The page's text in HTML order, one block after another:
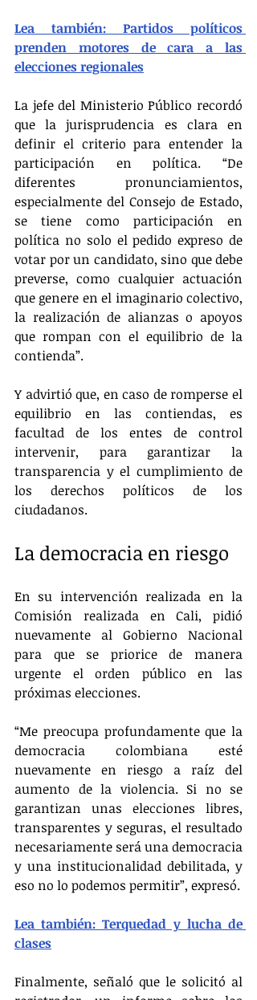
Lea también: Partidos políticos
prenden motores de cara a las
elecciones regionales
La jefe del Ministerio Público recordó
que la jurisprudencia es clara en
definir el criterio para entender la
participación en política. “De
diferentes pronunciamientos,
especialmente del Consejo de Estado,
se tiene como participación en
política no solo el pedido expreso de
votar por un candidato, sino que debe
preverse, como cualquier actuación
que genere en el imaginario colectivo,
la realización de alianzas o apoyos
que rompan con el equilibrio de la
contienda”.
Y advirtió que, en caso de romperse el
equilibrio en las contiendas, es
facultad de los entes de control
intervenir, para garantizar la
transparencia y el cumplimiento de
los derechos políticos de los
ciudadanos.
La democracia en riesgo
En su intervención realizada en la
Comisión realizada en Cali, pidió
nuevamente al Gobierno Nacional
para que se priorice de manera
urgente el orden público en las
próximas elecciones.
“Me preocupa profundamente que la
democracia colombiana esté
nuevamente en riesgo a raíz del
aumento de la violencia. Si no se
garantizan unas elecciones libres,
transparentes y seguras, el resultado
necesariamente será una democracia
y una institucionalidad debilitada, y
eso no lo podemos permitir”, expresó.
Lea también: Terquedad y lucha de
clases
Finalmente, señaló que le solicitó al